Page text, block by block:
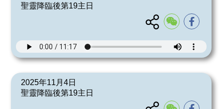
聖靈降臨後第19主日
2025年11月4日
聖靈降臨後第19主日